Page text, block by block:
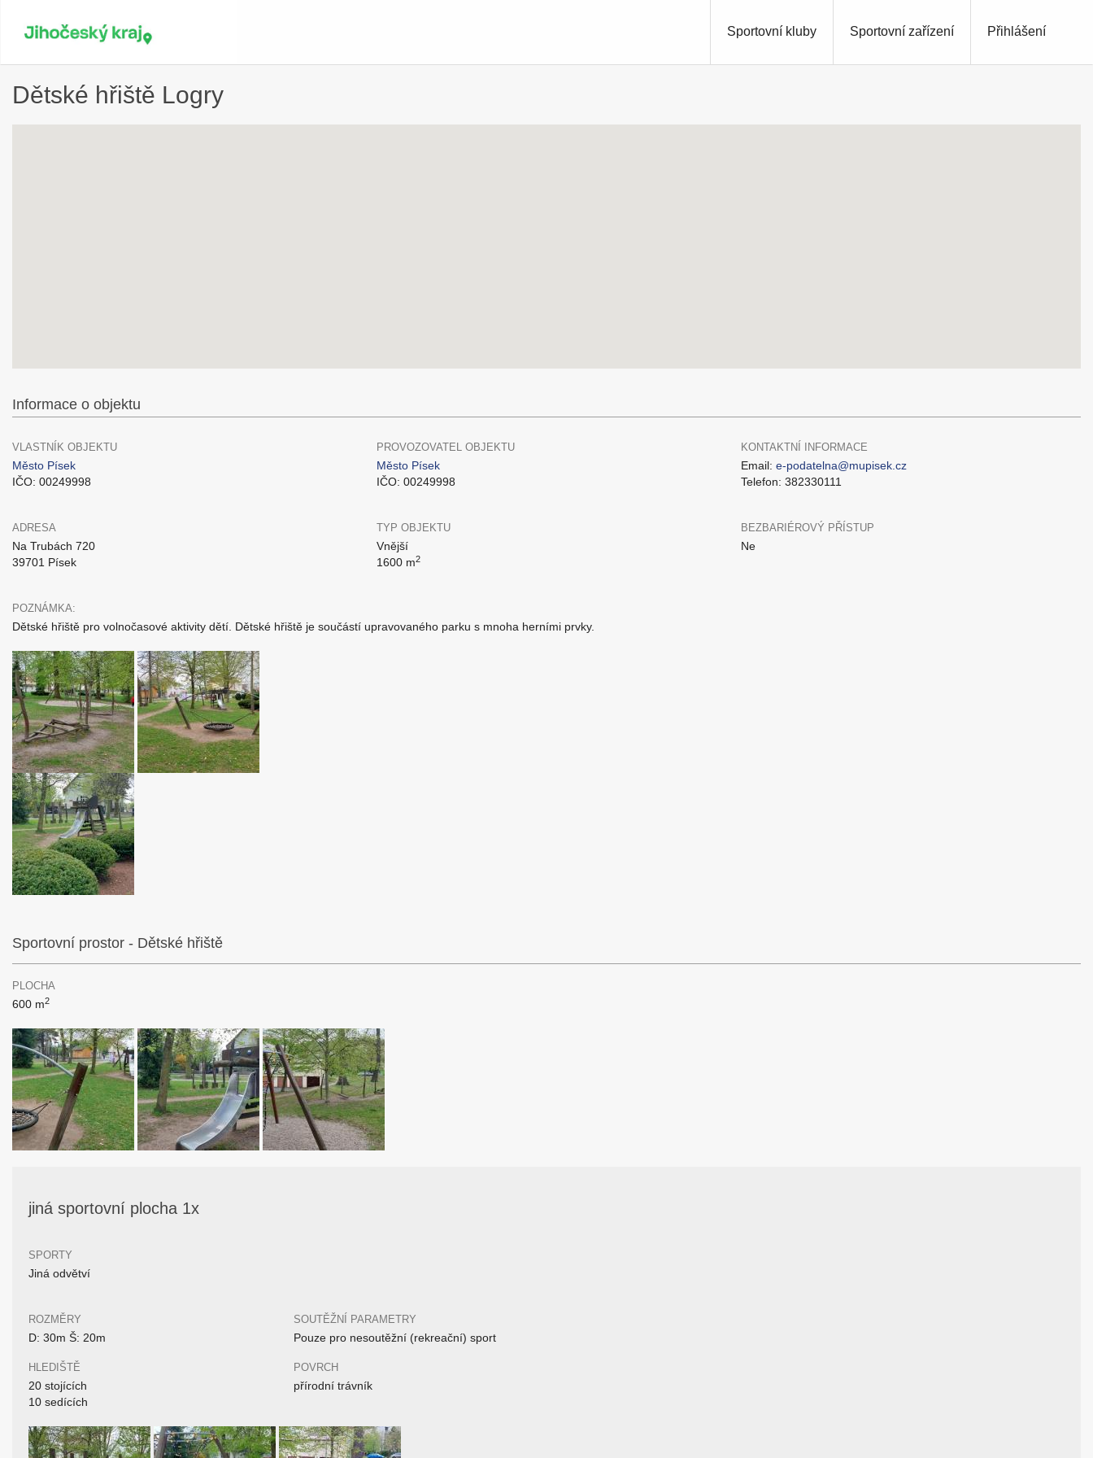
Přihlášení
Sportovní kluby Sportovní zařízení
Dětské hřiště Logry
Informace o objektu
VLASTNÍK OBJEKTU
Město Písek
IČO: 00249998
PROVOZOVATEL OBJEKTU
Město Písek
IČO: 00249998
KONTAKTNÍ INFORMACE
Email: e-podatelna@mupisek.cz
Telefon: 382330111
ADRESA
Na Trubách 720
39701 Písek
TYP OBJEKTU
Vnější
1600 m2
BEZBARIÉROVÝ PŘÍSTUP
Ne
POZNÁMKA:
Dětské hřiště pro volnočasové aktivity dětí. Dětské hřiště je součástí upravovaného parku s mnoha herními prvky.
Sportovní prostor - Dětské hřiště
PLOCHA
600 m2
jiná sportovní plocha 1x
SPORTY
Jiná odvětví
ROZMĚRY
D: 30m Š: 20m
HLEDIŠTĚ
20 stojících
10 sedících
SOUTĚŽNÍ PARAMETRY
Pouze pro nesoutěžní (rekreační) sport
POVRCH
přírodní trávník